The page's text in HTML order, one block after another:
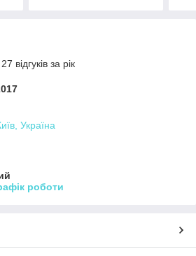
відгуків за рік
Україна
роботи